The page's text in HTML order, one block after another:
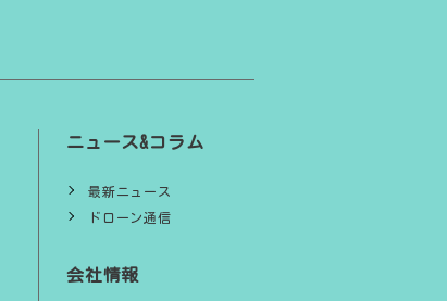
ニュース&コラム
最新ニュース
ドローン通信
会社情報